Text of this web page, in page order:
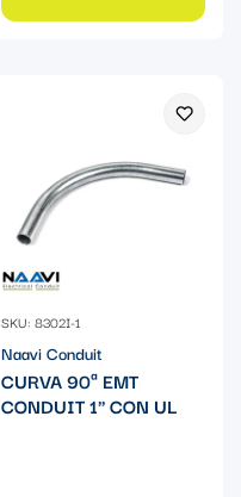
SKU: 8302I-1
Naavi Conduit
CURVA 90ª EMT
CONDUIT 1" CON UL